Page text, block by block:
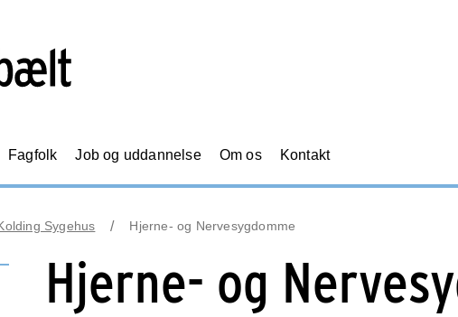
Fagfolk Job og uddannelse Om os Kontakt
Sygehus Hjerne- og Nervesygdomme
Hjerne- og